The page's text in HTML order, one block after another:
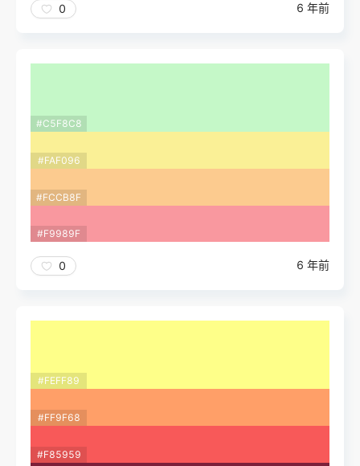
0 6 年前
#C5F8C8
#FAF096
#FCCB8F
#F9989F
0 6 年前
#FEFF89
#FF9F68
#F85959